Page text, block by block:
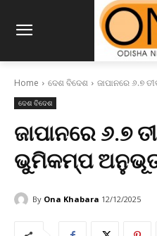
Home ଦେଶ ବିଦେଶ ଜାପାନରେ ୬.୭
ଦେଶ ବିଦେଶ
ଜାପାନରେ ୬.୭
ଭୁମିକମ୍ପ
By Ona Khabara 12/12/2025